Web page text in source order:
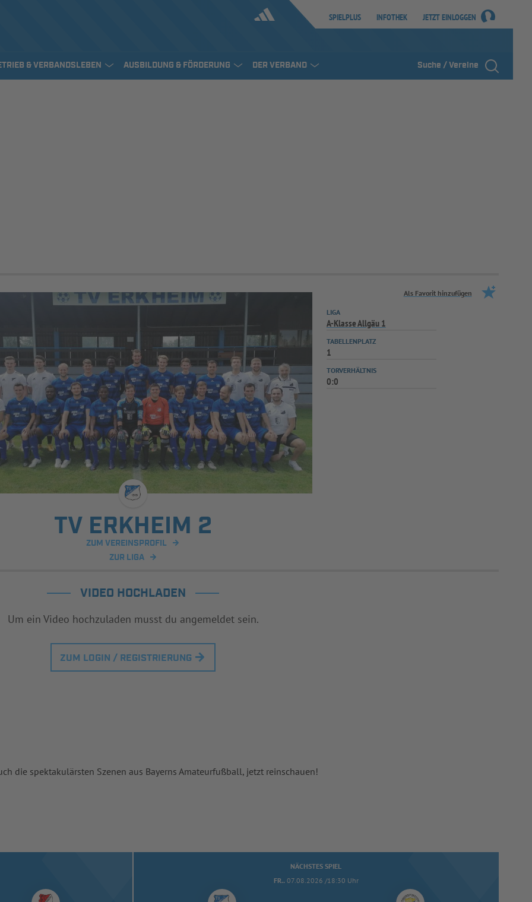
SPIELPLUS INFOTHEK JETZT EINLOGGEN
& VERBANDSLEBEN AUSBILDUNG & FÖRDERUNG DER VERBAND Suche / Vereine
Als Favorit hinzufügen
TV ERKHEIM 2
ZUM VEREINSPROFIL
ZUR LIGA
LIGA
A-Klasse Allgäu 1
TABELLENPLATZ
1
TORVERHÄLTNIS
0:0
VIDEO HOCHLADEN
Um ein Video hochzuladen musst du angemeldet sein.
ZUM LOGIN / REGISTRIERUNG
die spektakulärsten Szenen aus Bayerns Amateurfußball, jetzt reinschauen!
NÄCHSTES SPIEL
FR.. 07.08.2026 /18:30 Uhr